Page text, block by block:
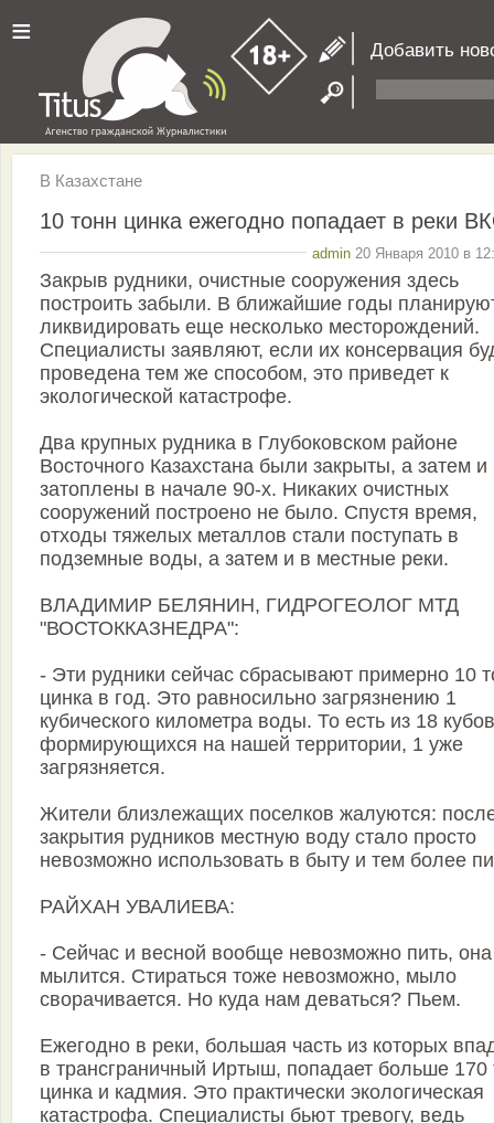
≡ Добавить
В Казахстане
10 тонн цинка ежегодно попадает в реки
admin 20 Января 2010 в
Закрыв рудники, очистные сооружения здесь
построить забыли. В ближайшие годы
ликвидировать еще несколько месторождений.
Специалисты заявляют, если их консервация
проведена тем же способом, это приведет к
экологической катастрофе.
Два крупных рудника в Глубоковском районе
Восточного Казахстана были закрыты, а затем и
затоплены в начале 90-х. Никаких очистных
сооружений построено не было. Спустя время,
отходы тяжелых металлов стали поступать в
подземные воды, а затем и в местные реки.
ВЛАДИМИР БЕЛЯНИН, ГИДРОГЕОЛОГ МТД
"ВОСТОККАЗНЕДРА":
- Эти рудники сейчас сбрасывают примерно 10
цинка в год. Это равносильно загрязнению 1
кубического километра воды. То есть из 18
формирующихся на нашей территории, 1 уже
загрязняется.
Жители близлежащих поселков жалуются:
закрытия рудников местную воду стало просто
невозможно использовать в быту и тем более
РАЙХАН УВАЛИЕВА:
- Сейчас и весной вообще невозможно пить, она
мылится. Стираться тоже невозможно, мыло
сворачивается. Но куда нам деваться? Пьем.
Ежегодно в реки, большая часть из которых
в трансграничный Иртыш, попадает больше 170
цинка и кадмия. Это практически экологическая
катастрофа. Специалисты бьют тревогу, ведь